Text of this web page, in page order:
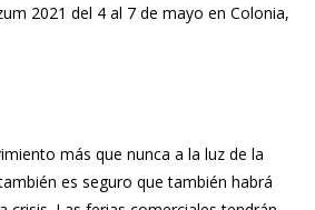
2021 del 4 al 7 de mayo en Colonia,
más que nunca a la luz de la
es seguro que también habrá